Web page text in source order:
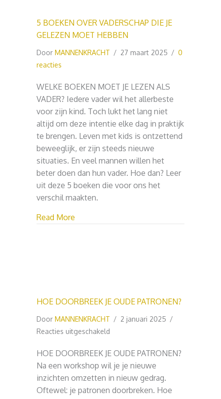
5 BOEKEN OVER VADERSCHAP DIE JE
GELEZEN MOET HEBBEN
Door MANNENKRACHT / 27 maart 2025 / 0
reacties
WELKE BOEKEN MOET JE LEZEN ALS
VADER? Iedere vader wil het allerbeste
voor zijn kind. Toch lukt het lang niet
altijd om deze intentie elke dag in praktijk
te brengen. Leven met kids is ontzettend
beweeglijk, er zijn steeds nieuwe
situaties. En veel mannen willen het
beter doen dan hun vader. Hoe dan? Leer
uit deze 5 boeken die voor ons het
verschil maakten.
Read More
HOE DOORBREEK JE OUDE PATRONEN?
Door MANNENKRACHT / 2 januari 2025 /
Reacties uitgeschakeld
DOORBREEK
JE
OUDE
PATRONEN?
HOE DOORBREEK JE OUDE PATRONEN?
Na een workshop wil je je nieuwe
inzichten omzetten in nieuw gedrag.
Oftewel: je patronen doorbreken. Hoe